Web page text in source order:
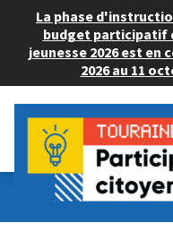
La phase
budget participatif
jeunesse 2026 est en
2026 au 11
Budget Participatif
💡 Consulter les projets